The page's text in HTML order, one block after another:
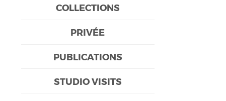
COLLECTIONS
PRIVÉE
PUBLICATIONS
STUDIO VISITS